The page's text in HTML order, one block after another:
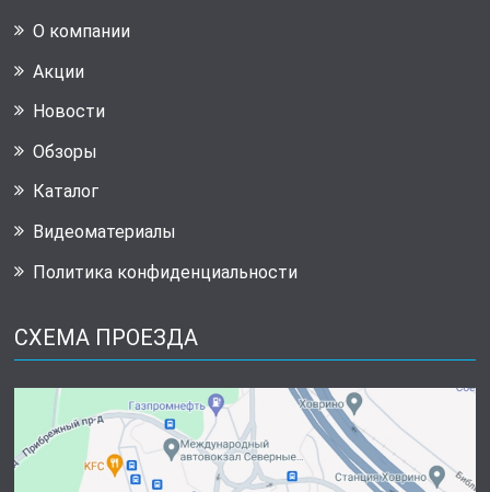
О компании
Акции
Новости
Обзоры
Каталог
Видеоматериалы
Политика конфиденциальности
СХЕМА ПРОЕЗДА